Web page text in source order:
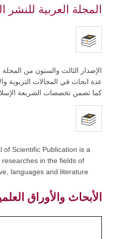
المجلة العربية للنشر
الإصدار الثالث والستون من
عدة ابحاث في المجالات التربوية
كما تضمن تخصصات الشريعة
of Scientific Publication is a
in the fields of
languages and literature
الأبحاث والأوراق